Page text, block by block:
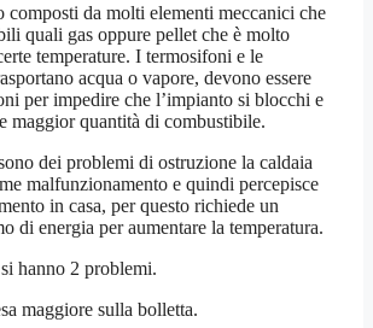
composti da molti elementi meccanici che
quali gas oppure pellet che è molto
temperature. I termosifoni e le
acqua o vapore, devono essere
per impedire che l’impianto si blocchi e
maggior quantità di combustibile.
dei problemi di ostruzione la caldaia
malfunzionamento e quindi percepisce
in casa, per questo richiede un
di energia per aumentare la temperatura.
hanno 2 problemi.
maggiore sulla bolletta.